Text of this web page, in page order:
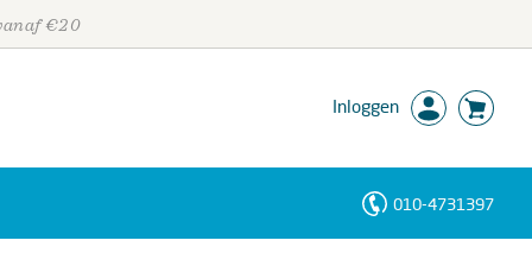
€20
Inloggen
010-4731397
Personen